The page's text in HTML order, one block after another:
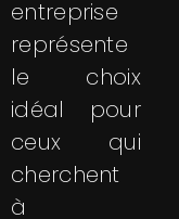
entreprise
représente
le choix
idéal pour
ceux qui
cherchent
à